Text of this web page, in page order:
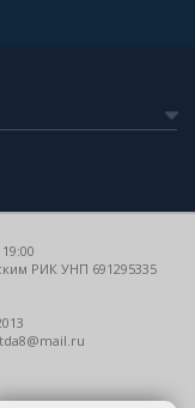
РИК УНП 691295335